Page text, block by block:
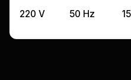
220 V 50 Hz